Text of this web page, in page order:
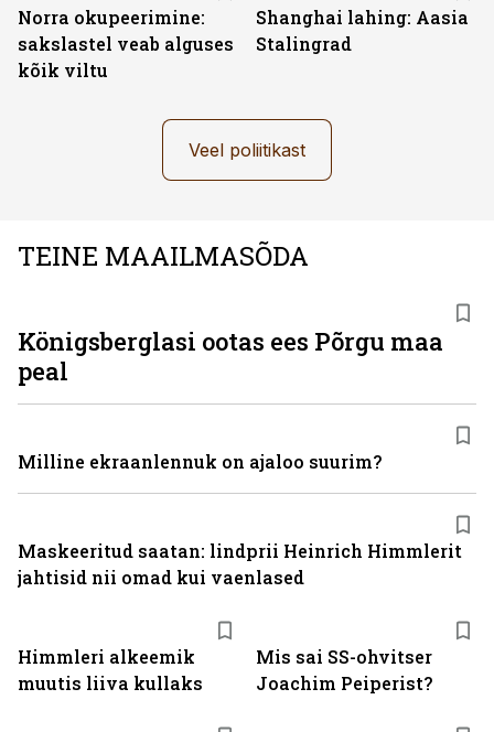
Norra okupeerimine:
sakslastel veab alguses
kõik viltu
Shanghai lahing: Aasia
Stalingrad
Veel poliitikast
TEINE MAAILMASÕDA
Himmleri alkeemik
muutis liiva kullaks
Mis sai SS-ohvitser
Joachim Peiperist?
Königsberglasi ootas ees Põrgu maa
peal
Milline ekraanlennuk on ajaloo suurim?
Maskeeritud saatan: lindprii Heinrich Himmlerit
jahtisid nii omad kui vaenlased